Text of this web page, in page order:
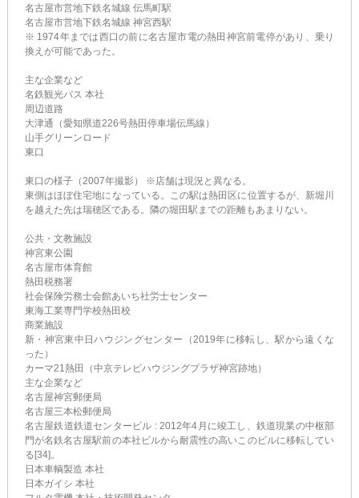
名古屋市営地下鉄名城線 伝馬町駅
名古屋市営地下鉄名城線 神宮西駅
※ 1974年までは西口の前に名古屋市電の熱田神宮前電停があり、乗り
換えが可能であった。
主な企業など
名鉄観光バス 本社
周辺道路
大津通（愛知県道226号熱田停車場伝馬線）
山手グリーンロード
東口
東口の様子（2007年撮影） ※店舗は現況と異なる。
東側はほぼ住宅地になっている。この駅は熱田区に位置するが、新堀川
を越えた先は瑞穂区である。隣の堀田駅までの距離もあまりない。
公共・文教施設
神宮東公園
名古屋市体育館
熱田税務署
社会保険労務士会館あいち社労士センター
東海工業専門学校熱田校
商業施設
新・神宮東中日ハウジングセンター（2019年に移転し、駅から遠くな
った）
カーマ21熱田（中京テレビハウジングプラザ神宮跡地）
主な企業など
名古屋神宮郵便局
名古屋三本松郵便局
名古屋鉄道鉄道センタービル : 2012年4月に竣工し、鉄道現業の中枢部
門が名鉄名古屋駅前の本社ビルから耐震性の高いこのビルに移転してい
る[34]。
日本車輌製造 本社
日本ガイシ 本社